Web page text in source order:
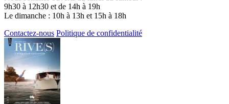
9h30 à 12h30 et de 14h à 19h
Le dimanche : 10h à 13h et 15h à 18h
Contactez-nous Politique de confidentialité